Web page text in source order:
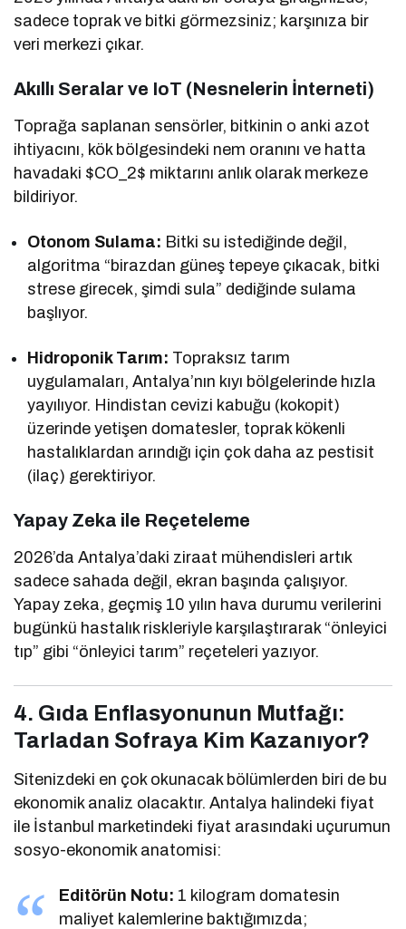
sadece toprak ve bitki görmezsiniz; karşınıza bir
veri merkezi çıkar.
Akıllı Seralar ve IoT (Nesnelerin İnterneti)
Toprağa saplanan sensörler, bitkinin o anki azot
ihtiyacını, kök bölgesindeki nem oranını ve hatta
havadaki $CO_2$ miktarını anlık olarak merkeze
bildiriyor.
Otonom Sulama: Bitki su istediğinde değil,
algoritma “birazdan güneş tepeye çıkacak, bitki
strese girecek, şimdi sula” dediğinde sulama
başlıyor.
Hidroponik Tarım: Topraksız tarım
uygulamaları, Antalya’nın kıyı bölgelerinde hızla
yayılıyor. Hindistan cevizi kabuğu (kokopit)
üzerinde yetişen domatesler, toprak kökenli
hastalıklardan arındığı için çok daha az pestisit
(ilaç) gerektiriyor.
Yapay Zeka ile Reçeteleme
2026’da Antalya’daki ziraat mühendisleri artık
sadece sahada değil, ekran başında çalışıyor.
Yapay zeka, geçmiş 10 yılın hava durumu verilerini
bugünkü hastalık riskleriyle karşılaştırarak “önleyici
tıp” gibi “önleyici tarım” reçeteleri yazıyor.
4. Gıda Enflasyonunun Mutfağı:
Tarladan Sofraya Kim Kazanıyor?
Sitenizdeki en çok okunacak bölümlerden biri de bu
ekonomik analiz olacaktır. Antalya halindeki fiyat
ile İstanbul marketindeki fiyat arasındaki uçurumun
sosyo-ekonomik anatomisi:
Editörün Notu: 1 kilogram domatesin
maliyet kalemlerine baktığımızda;